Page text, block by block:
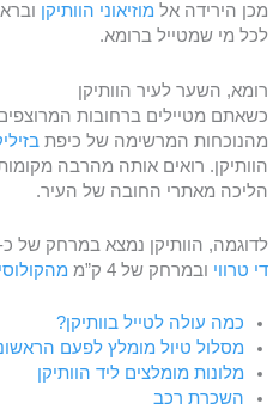
מכן הירידה אל מוזיאוני הוותיקן
לכל מי שמטייל ברומא.
רומא, השער לעיר הוותיקן
כשאתם מטיילים ברחובות
מהנוכחות המרשימה של כיפת
הוותיקן. רואים אותה מהרבה
הליכה מאתרי החובה של העיר.
לדוגמה, הוותיקן נמצא במרחק של כ-6 ק”מ
די טרווי ובמרחק של 4 ק”מ
כמה עולה לטייל בוותיקן?
מסלול טיול מומלץ לפעם
מלונות מומלצים ליד הוותיקן
השכרת רכב